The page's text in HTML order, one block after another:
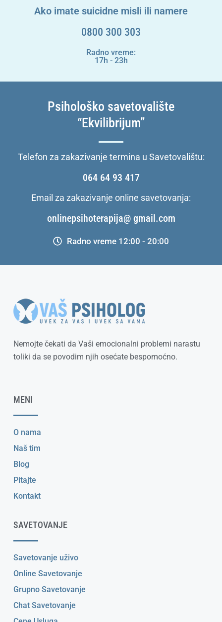
Ako imate suicidne misli ili namere
0800 300 303
Radno vreme:
17h - 23h
Psihološko savetovalište
“Ekvilibrijum”
Telefon za zakazivanje termina u Savetovalištu:
064 64 93 417
Email za zakazivanje online savetovanja:
onlinepsihoterapija@ gmail.com
Radno vreme 12:00 - 20:00
Nemojte čekati da Vaši emocionalni problemi narastu
toliki da se povodim njih osećate bespomoćno.
MENI
O nama
Naš tim
Blog
Pitajte
Kontakt
SAVETOVANJE
Savetovanje uživo
Online Savetovanje
Grupno Savetovanje
Chat Savetovanje